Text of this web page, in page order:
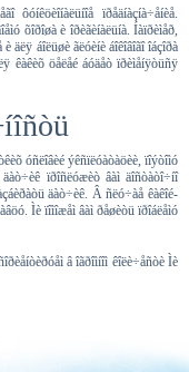
ôóíêöèîíàëüíîå ïðåäíàçíà÷åíèå.
õîðîøà è îðèãèíàëüíà. Íàïðèìåð,
äëÿ áîëüøè ãëóèíè áîêîâîãî îáçîðà
êàêèõ öåëåé áóäåò ïðèìåíÿòüñÿ
óñëîâèé ýêñïëóàòàöèè, ïîýòîìó
ïðîñëóæèò âàì äîñòàòî÷íî
äàò÷èê. Â ñëó÷àå êàêîé-
Ìè ïîìîæåì âàì ðåøèòü ïðîáëåìó
â îãðîìíîì êîëè÷åñòè Ìè